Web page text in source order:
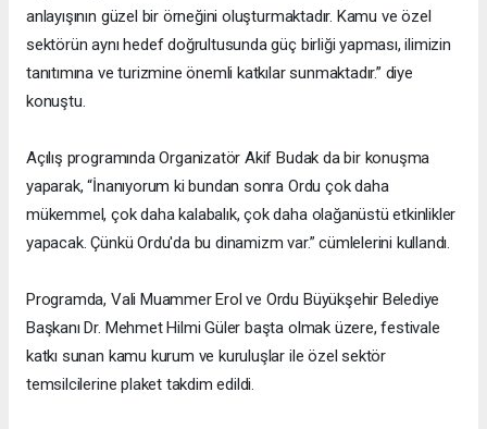
anlayışının güzel bir örneğini oluşturmaktadır. Kamu ve özel
sektörün aynı hedef doğrultusunda güç birliği yapması, ilimizin
tanıtımına ve turizmine önemli katkılar sunmaktadır.” diye
konuştu.
Açılış programında Organizatör Akif Budak da bir konuşma
yaparak, “İnanıyorum ki bundan sonra Ordu çok daha
mükemmel, çok daha kalabalık, çok daha olağanüstü etkinlikler
yapacak. Çünkü Ordu'da bu dinamizm var.” cümlelerini kullandı.
Programda, Vali Muammer Erol ve Ordu Büyükşehir Belediye
Başkanı Dr. Mehmet Hilmi Güler başta olmak üzere, festivale
katkı sunan kamu kurum ve kuruluşlar ile özel sektör
temsilcilerine plaket takdim edildi.